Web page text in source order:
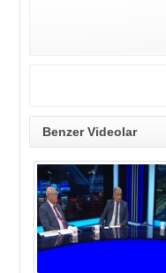
Benzer Videolar